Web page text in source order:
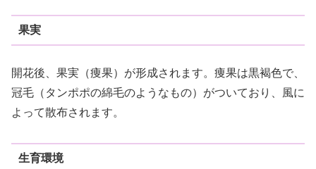
果実
開花後、果実（痩果）が形成されます。痩果は黒褐色で、
冠毛（タンポポの綿毛のようなもの）がついており、風に
よって散布されます。
生育環境